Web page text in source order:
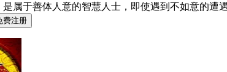
属于善体人意的智慧人士，即使遇到不如意的遭